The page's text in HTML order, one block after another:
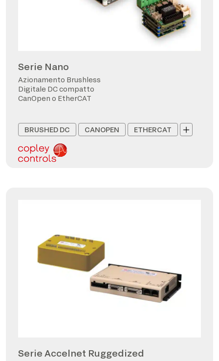
Serie Nano
Azionamento Brushless
Digitale DC compatto
CanOpen o EtherCAT
BRUSHED DC CANOPEN ETHERCAT
Serie Accelnet Ruggedized